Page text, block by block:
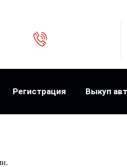
Регистрация Выкуп